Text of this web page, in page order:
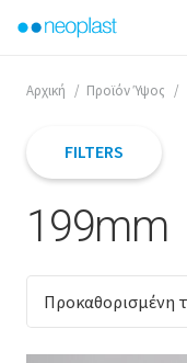
Αρχική / Προϊόν Ύψος /
199mm
FILTERS